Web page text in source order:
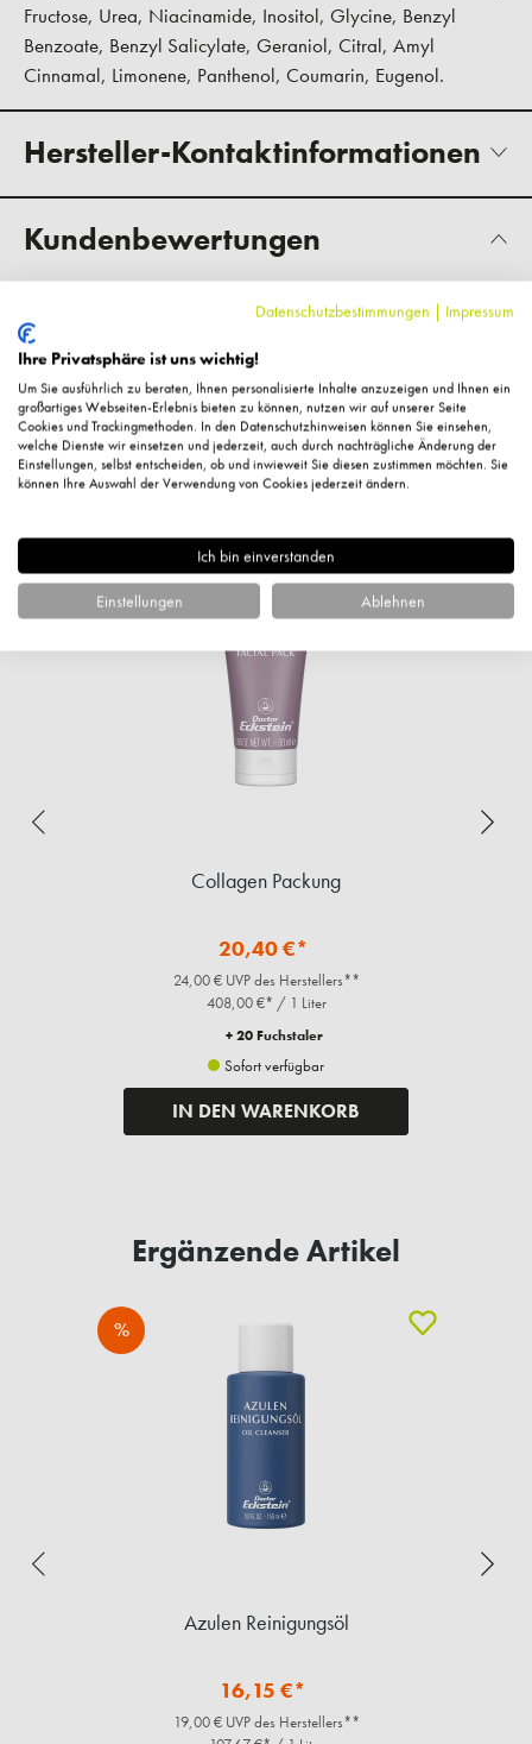
Fructose, Urea, Niacinamide, Inositol, Glycine, Benzyl
Benzoate, Benzyl Salicylate, Geraniol, Citral, Amyl
Cinnamal, Limonene, Panthenol, Coumarin, Eugenol.
Hersteller-Kontaktinformationen
Kundenbewertungen
Fragen zum Artikel?
%
Collagen Packung
20,40 €*
24,00 € UVP des Herstellers**
408,00 €* / 1 Liter
+ 20 Fuchstaler
Sofort verfügbar
IN DEN WARENKORB
Ergänzende Artikel
%
Azulen Reinigungsöl
16,15 €*
19,00 € UVP des Herstellers**
Datenschutzbestimmungen | Impressum
Ihre Privatsphäre ist uns wichtig!
Um Sie ausführlich zu beraten, Ihnen personalisierte Inhalte anzuzeigen und Ihnen ein
großartiges Webseiten-Erlebnis bieten zu können, nutzen wir auf unserer Seite
Cookies und Trackingmethoden. In den Datenschutzhinweisen können Sie einsehen,
welche Dienste wir einsetzen und jederzeit, auch durch nachträgliche Änderung der
Einstellungen, selbst entscheiden, ob und inwieweit Sie diesen zustimmen möchten. Sie
können Ihre Auswahl der Verwendung von Cookies jederzeit ändern.
Ich bin einverstanden
Einstellungen Ablehnen